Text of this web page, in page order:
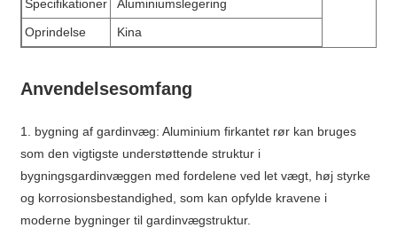
Specifikationer
Aluminiumslegering
Oprindelse
Kina
Anvendelsesomfang
1. bygning af gardinvæg: Aluminium firkantet rør kan bruges
som den vigtigste understøttende struktur i
bygningsgardinvæggen med fordelene ved let vægt, høj styrke
og korrosionsbestandighed, som kan opfylde kravene i
moderne bygninger til gardinvægstruktur.